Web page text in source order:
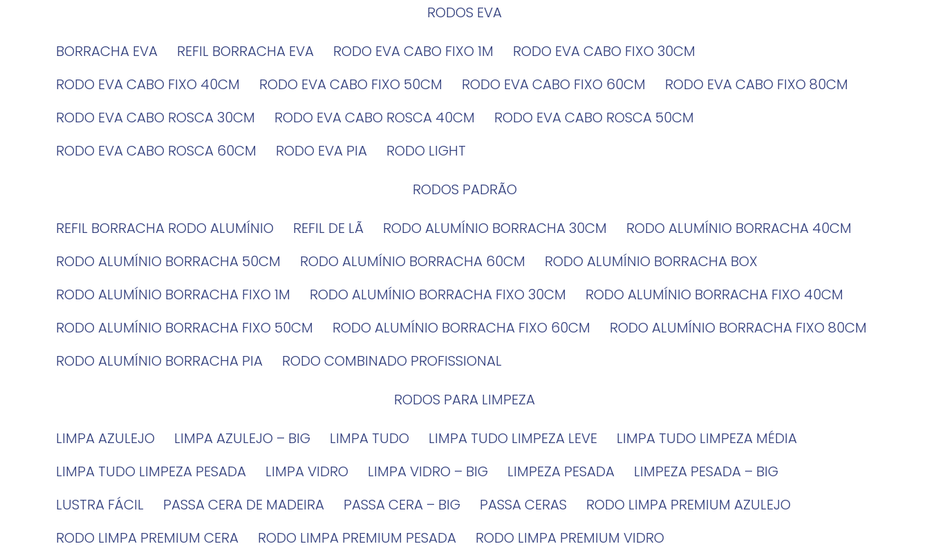
RODOS EVA
BORRACHA EVA
REFIL BORRACHA EVA RODO EVA CABO FIXO 1M
RODO EVA CABO FIXO 30CM
RODO EVA CABO FIXO 40CM
RODO EVA CABO FIXO 50CM RODO EVA CABO FIXO 60CM
RODO EVA CABO FIXO 80CM
RODO EVA CABO ROSCA 30CM
RODO EVA CABO ROSCA 40CM
RODO EVA CABO ROSCA 50CM
RODO EVA CABO ROSCA 60CM
RODO EVA PIA
RODO LIGHT
RODOS PADRÃO
REFIL BORRACHA RODO ALUMÍNIO
REFIL DE LÃ RODO ALUMÍNIO BORRACHA 30CM
RODO ALUMÍNIO BORRACHA 40CM
RODO ALUMÍNIO BORRACHA 50CM
RODO ALUMÍNIO BORRACHA 60CM
RODO ALUMÍNIO BORRACHA BOX
RODO ALUMÍNIO BORRACHA FIXO 1M
RODO ALUMÍNIO BORRACHA FIXO 30CM
RODO ALUMÍNIO BORRACHA FIXO 40CM
RODO ALUMÍNIO BORRACHA FIXO 50CM
RODO ALUMÍNIO BORRACHA FIXO 60CM
RODO ALUMÍNIO BORRACHA FIXO 80CM
RODO ALUMÍNIO BORRACHA PIA
RODO COMBINADO PROFISSIONAL
RODOS PARA LIMPEZA
LIMPA AZULEJO
LIMPA AZULEJO – BIG LIMPA TUDO LIMPA TUDO LIMPEZA LEVE
LIMPA TUDO LIMPEZA MÉDIA
LIMPA TUDO LIMPEZA PESADA
LIMPA VIDRO LIMPA VIDRO – BIG LIMPEZA PESADA
LIMPEZA PESADA – BIG
LUSTRA FÁCIL
PASSA CERA DE MADEIRA PASSA CERA – BIG PASSA CERAS
RODO LIMPA PREMIUM AZULEJO
RODO LIMPA PREMIUM CERA
RODO LIMPA PREMIUM PESADA
RODO LIMPA PREMIUM VIDRO